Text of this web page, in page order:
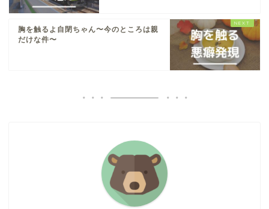
胸を触るよ自閉ちゃん〜今のところは親
だけな件〜